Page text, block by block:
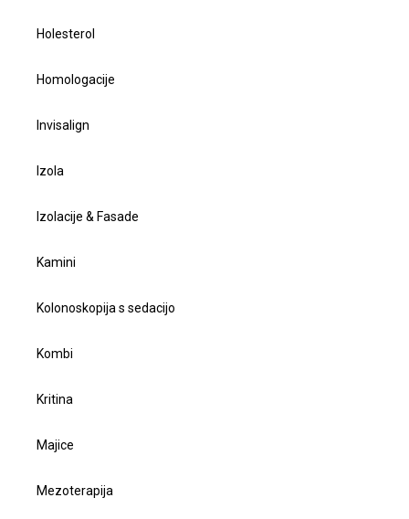
Holesterol
Homologacije
Invisalign
Izola
Izolacije & Fasade
Kamini
Kolonoskopija s sedacijo
Kombi
Kritina
Majice
Mezoterapija